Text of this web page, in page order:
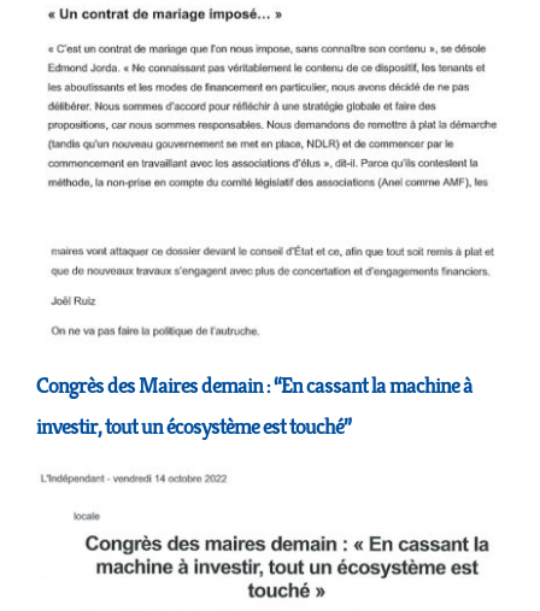
Congrès des Maires demain : “En cassant la machine à
investir, tout un écosystème est touché”